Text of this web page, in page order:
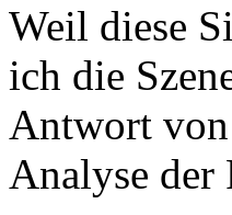
Weil diese
ich die
Antwort von
Analyse der